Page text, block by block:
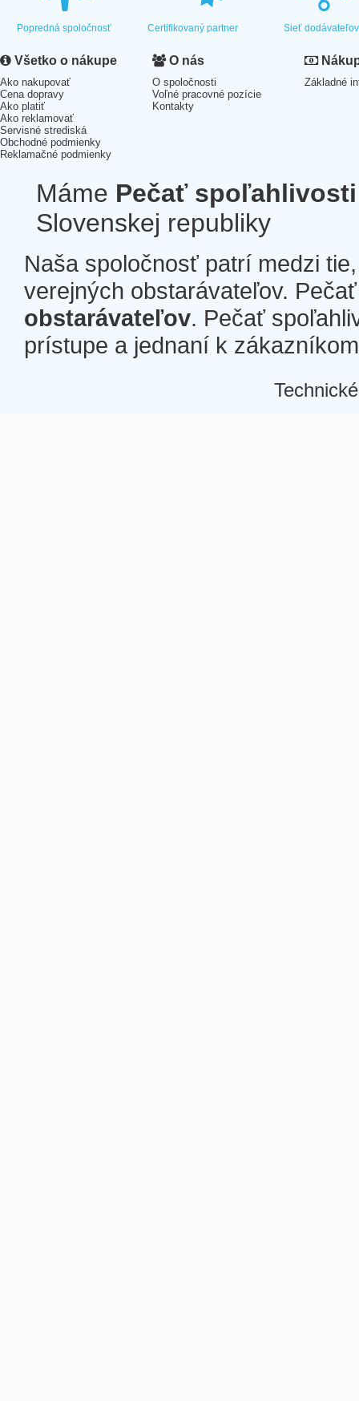
Popredná spoločnosť Certifikovaný partner Sieť dodávateľov
Všetko o nákupe
Ako nakupovať
Cena dopravy
Ako platiť
Ako reklamovať
Servisné strediská
Obchodné podmienky
Reklamačné podmienky
O nás
O spoločnosti
Voľné pracovné pozície
Kontakty
Základné
Máme Pečať spoľahlivosti
Slovenskej republiky
Naša spoločnosť patrí medzi
verejných obstarávateľov.
obstarávateľov. Pečať
prístupe a jednaní k